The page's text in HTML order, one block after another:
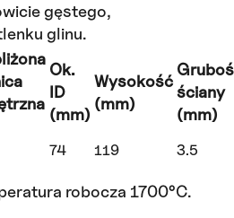
gęstego,
glinu.
Ok.
ID
(mm)
Wysokość
(mm)
ściany
(mm)
74 119 3.5
robocza 1700°C.